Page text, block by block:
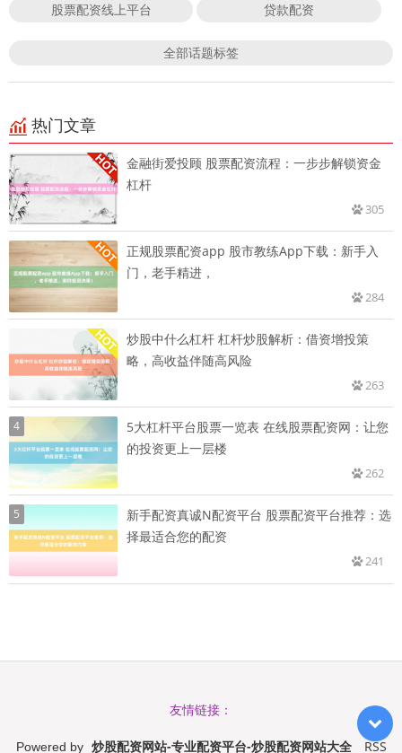
股票配资线上平台 贷款配资
全部话题标签
热门文章
金融街爱投顾 股票配资流程：一步步解锁资金
杠杆
305
正规股票配资app 股市教练App下载：新手入
门，老手精进，
284
炒股中什么杠杆 杠杆炒股解析：借资增投策
略，高收益伴随高风险
263
4
5大杠杆平台股票一览表 在线股票配资网：让您
的投资更上一层楼
262
5
新手配资真诚N配资平台 股票配资平台推荐：选
择最适合您的配资
241
友情链接：
Powered by 炒股配资网站-专业配资平台-炒股配资网站大全 RSS